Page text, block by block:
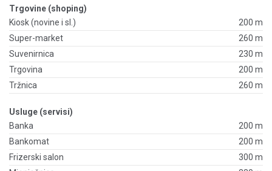
Trgovine (shoping)
Kiosk (novine i sl.)
200 m
Super-market
260 m
Suvenirnica
230 m
Trgovina
200 m
Tržnica
260 m
Usluge (servisi)
Banka
200 m
Bankomat
200 m
Frizerski salon
300 m